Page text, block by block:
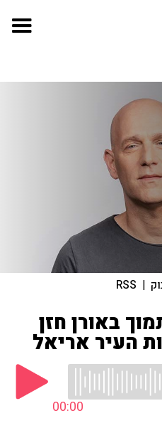
|
RSS
באורן חזן
העיר אריאל
00:00